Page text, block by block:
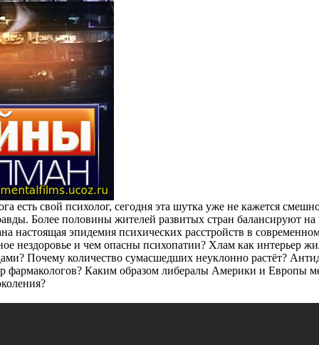
есть свой психолог, сегодня эта шутка уже не кажется
Более половины жителей развитых стран балансируют на
настоящая эпидемия психических расстройств в
нездоровье и чем опасны психопатии? Хлам как интерьер
Почему количество сумасшедших неуклонно растёт?
фармакологов? Каким образом либералы Америки и Европы